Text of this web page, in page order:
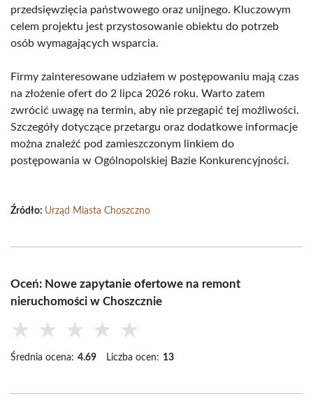
przedsięwzięcia państwowego oraz unijnego. Kluczowym
celem projektu jest przystosowanie obiektu do potrzeb
osób wymagających wsparcia.
Firmy zainteresowane udziałem w postępowaniu mają czas
na złożenie ofert do 2 lipca 2026 roku. Warto zatem
zwrócić uwagę na termin, aby nie przegapić tej możliwości.
Szczegóły dotyczące przetargu oraz dodatkowe informacje
można znaleźć pod zamieszczonym linkiem do
postępowania w Ogólnopolskiej Bazie Konkurencyjności.
Źródło: Urząd Miasta Choszczno
Oceń: Nowe zapytanie ofertowe na remont
nieruchomości w Choszcznie
★ ★ ★ ★ ★
Średnia ocena: 4.69 Liczba ocen: 13